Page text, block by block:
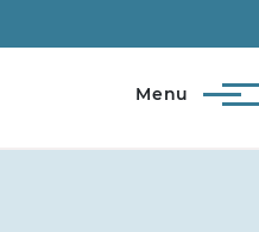
Menu